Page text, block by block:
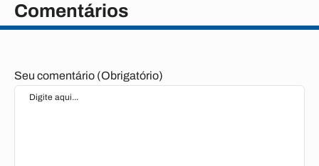
Comentários
Seu comentário (Obrigatório)